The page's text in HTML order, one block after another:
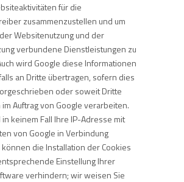
für die
zusammenzustellen und um
Websitenutzung und der
verbundene Dienstleistungen zu
wird Google diese Informationen
an Dritte übertragen, sofern dies
oder soweit Dritte
Auftrag von Google verarbeiten.
keinem Fall Ihre IP-Adresse mit
von Google in Verbindung
die Installation der Cookies
Einstellung Ihrer
verhindern; wir weisen Sie